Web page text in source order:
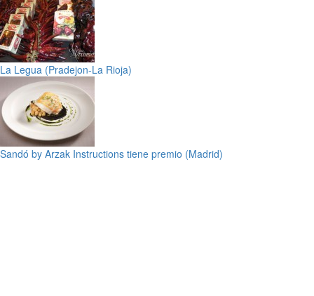
La Legua (Pradejon-La Rioja)
Sandó by Arzak Instructions tiene premio (Madrid)